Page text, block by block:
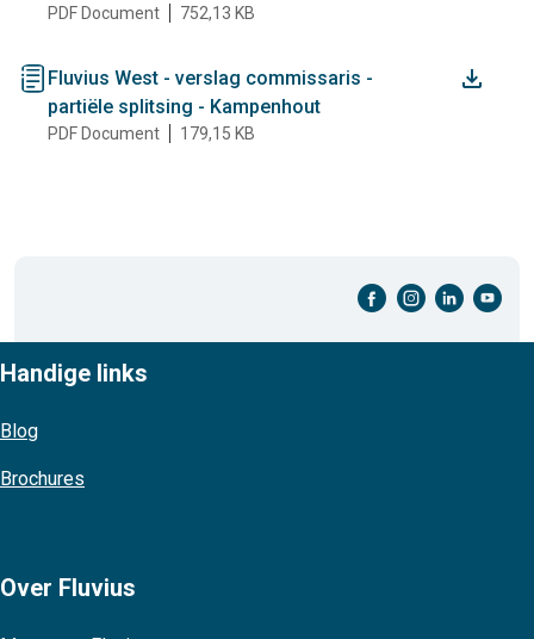
PDF Document 752,13 KB
document Fluvius West - verslag commissaris -
partiële splitsing - Kampenhout
PDF Document 179,15 KB
facebook-cirkel instagram-cirkel linkedin-cirkel youtube-cirkel
Handige links
Blog
Brochures
Over Fluvius